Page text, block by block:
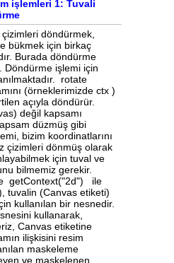
işlemleri 1: Tuvali
x=0, y=0 noktasının tuvalin ortasına kaydırıldığını düşünürsek ( translate ile yapacağız) görüntü ve koordinat eksenleri şu şekilde olacaktır. Son olarak kapsamın 45 derece döndürüldüğünü düşünürsek alttaki şekildeki gibi eksenler konumlanacak ve görüntü döndürülmüş olacaktır. İşte bu işlemi yapan örnek: <canvas id="cnTuval" width="200" height="200" style="border:solid 1px red"> Tarayıcınız HTML5 desteklemiyor. </canvas><br /> <input type="button" value="Çiz" onclick="ciz()" /> <script> function ciz() { var tuval = document.getElementById("cnTuval"); var ctx = tuval.getContext("2d"); // Kapsamı 100 piksel sağa, 100 piksel aşağı kaydır. ctx.translate(100, 100); // Kapsamı 45 derece döndür. ctx.rotate(Math.PI / 4); // Yelkovanı pim yeri (dönme noktası) x=0, y=0 konumuna // denk gelecek şekilde çiz. ctx.beginPath(); ctx.moveTo(0, 7); ctx.lineTo(-7, 0); ctx.lineTo(0, -50); ctx.lineTo(7, 0); ctx.closePath(); ctx.fill(); } </script> Çıktı şöyle olacaktır: Daha önce de söylemiştik ama yine hatırlatalım, çizimleri dönmeyi göz önüne almadan yapıyoruz. Bir de şunu ekleyelim. translate ve rotate işlemlerinden sonra önceki veya varsayılan duruma dönmek için en kolay yol save ve restore yöntemleridir. Yani kaydırılmış ve döndürülmüş kapsamı save ve restore kullanarak kolayca önceki haline getirebiliriz. Bunları tekrar eski durumuna getirmek için ayrı ayrı kodlar yazmayın. Son olarak bu yelkovanı bir zamanlayıcı kullanarak döndüren şu örneği verelim. <canvas id="cnTuval" width="200" height="200" style="border:solid 1px red"> Tarayıcınız HTML5 desteklemiyor. </canvas><br /> <input type="button" value="Çiz" onclick="baslat()" /> <script> var zamanlayici; var aci = 0; function ciz() { var tuval = document.getElementById("cnTuval"); var ctx = tuval.getContext("2d"); // Önceki çizimi temizle. ctx.clearRect(0, 0, 200, 200); // Kapsamın kaymamış ve dönmemiş durumunu sakla. ctx.save(); // Açıyı 22.5 derece arttır. Saat yönünün tersine çevirmek isterseniz // açı değerini azaltın. // (Bu satır her çağırıldığında aci 22.5 derece artacak ve // 17. çalıştırmada 360 dereceyi geçecektir. Ancak 360 dereceyi // geçen açılar 360'a bölünerek kalan açı kullanıldığından // derece kontrolü yapmaya gerek yoktur.) aci += Math.PI / 8; // Kapsamı 100 piksel sağa, 100 piksel aşağı kaydır. ctx.translate(100, 100); // Kapsamı açı kadar döndür. ctx.rotate(aci); // Yelkovanı pim yeri (dönme noktası) x=0, y=0 konumuna // denk gelecek şekilde çiz. ctx.beginPath(); ctx.moveTo(0, 7); ctx.lineTo(-7, 0); ctx.lineTo(0, -50); ctx.lineTo(7, 0); ctx.closePath(); ctx.fill(); // Kapsamı kaydırılmadan ve döndürülmeden önceki durumuna getir. ctx.restore(); } function baslat() { // Tuş tıklandığında ikinci bir zamanlayıcı kurulmasın diye // varsa önceki zamanlayıcıyı durdur (Daha önce zamanlayıcı // kurulmadıysa hiç bir işlem yapılmaz, hataya da neden olmaz). clearInterval(zamanlayici); // 100 milisaniyede bir ciz fonksiyonunu // çağıran bir zamanlayıcı kur. zamanlayici = setInterval("ciz()", 100); } </script> Bu makalenin konusu değil ama aslına bakarsanız bu işlem daha derli toplu bir JavaScript kodlama ile şöyle yazılabilir. Bu yazım şekli JavaScript'de önemli bir kolaylıktır ve çokça kullanılır. Kodu inceleyin. JavaScript'de fonksiyonların aşağıdaki şekilde kullanımını bilmiyorsanız mutlaka öğrenin. <canvas id="cnTuval" width="200" height="200" style="border:solid 1px red"> Tarayıcınız HTML5 desteklemiyor. </canvas><br /> <input type="button" value="Çiz" onclick="ciz()" /> <script> var zamanlayici; function ciz() { clearInterval(zamanlayici); var aci = 0; zamanlayici = setInterval(function () { var tuval = document.getElementById("cnTuval"); var ctx = tuval.getContext("2d"); ctx.clearRect(0, 0, 200, 200); ctx.save(); aci += Math.PI / 8; ctx.translate(100, 100); ctx.rotate(aci); ctx.beginPath(); ctx.moveTo(0, 7); ctx.lineTo(-7, 0); ctx.lineTo(0, -50); ctx.lineTo(7, 0); ctx.closePath(); ctx.fill(); ctx.restore(); }, 100); } </script> Bu da örneğin çalışan hali.